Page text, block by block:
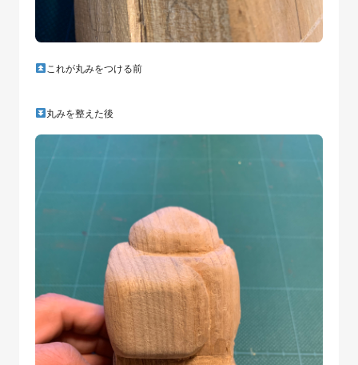
これが丸みをつける前
丸みを整えた後